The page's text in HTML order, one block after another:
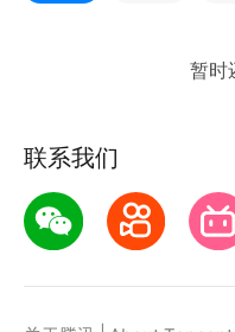
联系我们